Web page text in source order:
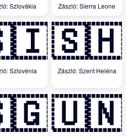
Szlovákia Zászló: Sierra Leone
Szlovénia
🇸🇭
Zászló: Szent Heléna
🇺🇳